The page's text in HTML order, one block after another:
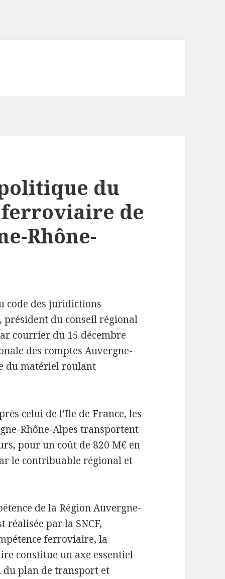
du
de
Rhône-
code des juridictions
président du conseil régional
courrier du 15 décembre
des comptes Auvergne-
du matériel roulant
celui de l’Ile de France, les
Rhône-Alpes transportent
pour un coût de 820 M€ en
le contribuable régional et
de la Région Auvergne-
réalisée par la SNCF,
ferroviaire, la
constitue un axe essentiel
plan de transport et